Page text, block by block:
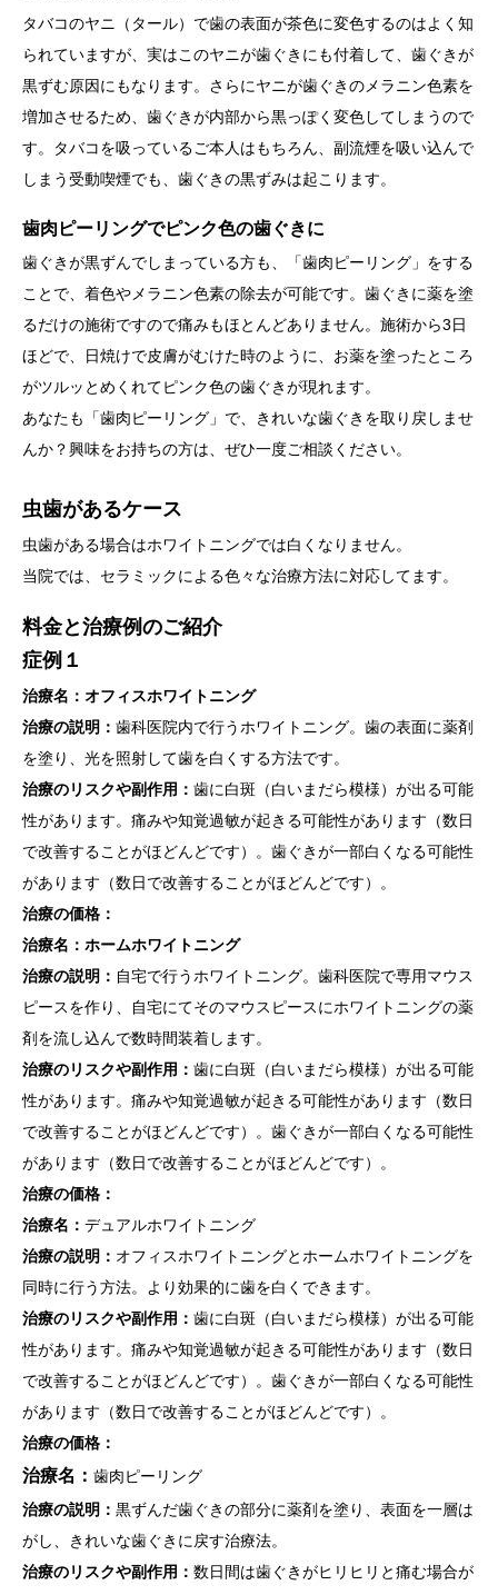
タバコのヤニ（タール）で歯の表面が茶色に変色するのはよく知
られていますが、実はこのヤニが歯ぐきにも付着して、歯ぐきが
黒ずむ原因にもなります。さらにヤニが歯ぐきのメラニン色素を
増加させるため、歯ぐきが内部から黒っぽく変色してしまうので
す。
タバコを吸っているご本人はもちろん、副流煙を吸い込んで
しまう受動喫煙でも、歯ぐきの黒ずみは起こります。
歯肉ピーリングでピンク色の歯ぐきに
歯ぐきが黒ずんでしまっている方も、「歯肉ピーリング」をする
ことで、着色やメラニン色素の除去が可能です。歯ぐきに薬を塗
るだけの施術ですので痛みもほとんどありません。施術から3日
ほどで、日焼けで皮膚がむけた時のように、お薬を塗ったところ
がツルッとめくれてピンク色の歯ぐきが現れます。
あなたも「歯肉ピーリング」で、きれいな歯ぐきを取り戻しませ
んか？興味をお持ちの方は、ぜひ一度ご相談ください。
虫歯があるケース
虫歯がある場合はホワイトニングでは白くなりません。
当院では、セラミックによる色々な治療方法に対応してます。
料金と治療例のご紹介
症例１
治療名：オフィスホワイトニング
治療の説明： 歯科医院内で行うホワイトニング。歯の表面に薬剤
を塗り、光を照射して歯を白くする方法です。
治療のリスクや副作用： 歯に白斑（白いまだら模様）が出る可能
性があります。痛みや知覚過敏が起きる可能性があります（数日
で改善することがほどんどです）。歯ぐきが一部白くなる可能性
があります（数日で改善することがほどんどです）。
治療の価格：
治療名：ホームホワイトニング
治療の説明： 自宅で行うホワイトニング。歯科医院で専用マウス
ピースを作り、自宅にてそのマウスピースにホワイトニングの薬
剤を流し込んで数時間装着します。
治療のリスクや副作用： 歯に白斑（白いまだら模様）が出る可能
性があります。痛みや知覚過敏が起きる可能性があります（数日
で改善することがほどんどです）。歯ぐきが一部白くなる可能性
があります（数日で改善することがほどんどです）。
治療の価格：
治療名： デュアルホワイトニング
治療の説明： オフィスホワイトニングとホームホワイトニングを
同時に行う方法。より効果的に歯を白くできます。
治療のリスクや副作用： 歯に白斑（白いまだら模様）が出る可能
性があります。痛みや知覚過敏が起きる可能性があります（数日
で改善することがほどんどです）。歯ぐきが一部白くなる可能性
があります（数日で改善することがほどんどです）。
治療の価格：
治療名： 歯肉ピーリング
治療の説明： 黒ずんだ歯ぐきの部分に薬剤を塗り、表面を一層は
がし、きれいな歯ぐきに戻す治療法。
治療のリスクや副作用： 数日間は歯ぐきがヒリヒリと痛む場合が